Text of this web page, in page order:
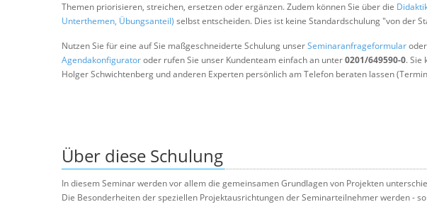
Themen priorisieren, streichen, ersetzen oder ergänzen. Zudem können Sie über die
Unterthemen, Übungsanteil) selbst entscheiden. Dies ist keine Standardschulung "von der
Nutzen Sie für eine auf Sie maßgeschneiderte Schulung unserSeminaranfrageformular
Agendakonfiguratoroder rufen Sie unser Kundenteam einfach an unter0201/649590-0. Sie
Holger Schwichtenberg und anderen Experten persönlich am Telefon beraten lassen
Über diese Schulung
In diesem Seminar werden vor allem die gemeinsamen Grundlagen von Projekten
Die Besonderheiten der speziellen Projektausrichtungen der Seminarteilnehmer werden -